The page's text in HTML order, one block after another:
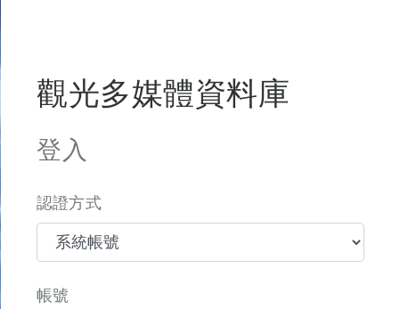
觀光多媒體資料庫
登入
認證方式
帳號